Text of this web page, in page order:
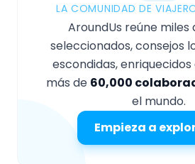
LA COMUNIDAD DE
AroundUs reúne miles
seleccionados, consejos
escondidas,
más de 60,000
el mundo.
Empieza a